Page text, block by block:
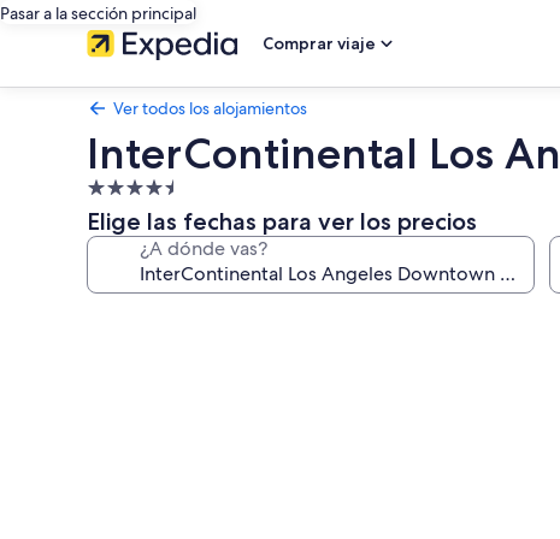
Pasar a la sección principal
Comprar viaje
Ver todos los alojamientos
InterContinental Los
Alojamiento
de
4.5 estrellas
Elige las fechas para ver los precios
¿A dónde vas?